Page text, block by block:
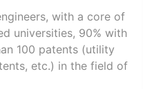
with a core of
universities, 90% with
100 patents (utility
etc.) in the field of